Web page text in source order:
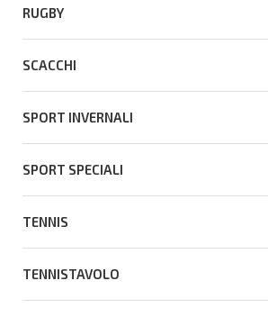
RUGBY
SCACCHI
SPORT INVERNALI
SPORT SPECIALI
TENNIS
TENNISTAVOLO